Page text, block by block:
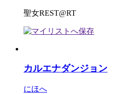
聖女REST@RT
カルエナダンジョン
にほへ